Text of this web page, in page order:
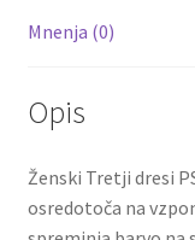
Mnenja (0)
Opis
Ženski Tretji dresi
osredotoča na